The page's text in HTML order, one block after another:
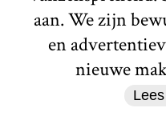
aan. We zijn
en
nieuwe